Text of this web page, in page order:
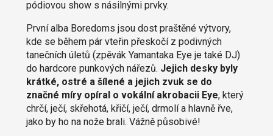
pódiovou show s násilnými prvky.
První alba Boredoms jsou dost praštěné výtvory,
kde se během pár vteřin přeskočí z podivných
tanečních úletů (zpěvák Yamantaka Eye je také DJ)
do hardcore punkových nářezů. Jejich desky byly
krátké, ostré a šílené a jejich zvuk se do
značné míry opíral o vokální akrobacii Eye, který
chrčí, ječí, skřehotá, křičí, ječí, drmolí a hlavně řve,
jako by ho na nože brali. Vážně působivé!